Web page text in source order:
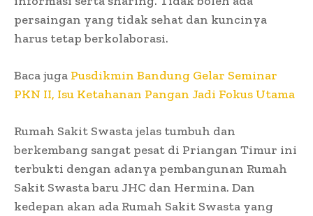
persaingan yang tidak sehat dan kuncinya
harus tetap berkolaborasi.
Baca juga Pusdikmin Bandung Gelar Seminar
PKN II, Isu Ketahanan Pangan Jadi Fokus Utama
Rumah Sakit Swasta jelas tumbuh dan
berkembang sangat pesat di Priangan Timur ini
terbukti dengan adanya pembangunan Rumah
Sakit Swasta baru JHC dan Hermina. Dan
kedepan akan ada Rumah Sakit Swasta yang